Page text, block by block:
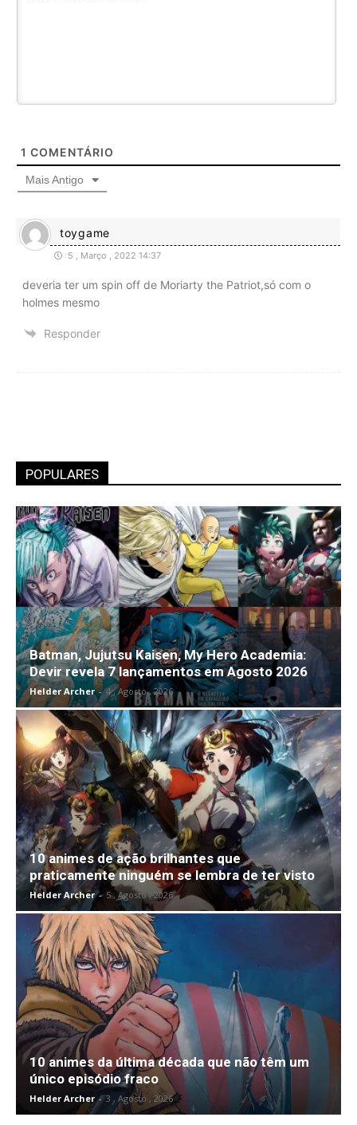
1 COMENTÁRIO
Mais Antigo
toygame
5 , Março , 2022 14:37
deveria ter um spin off de Moriarty the Patriot,só com o
holmes mesmo
Responder
POPULARES
Batman, Jujutsu Kaisen, My Hero Academia:
Devir revela 7 lançamentos em Agosto 2026
Helder Archer - 4 , Agosto , 2026
10 animes de ação brilhantes que
praticamente ninguém se lembra de ter visto
Helder Archer - 5 , Agosto , 2026
10 animes da última década que não têm um
único episódio fraco
Helder Archer - 3 , Agosto , 2026